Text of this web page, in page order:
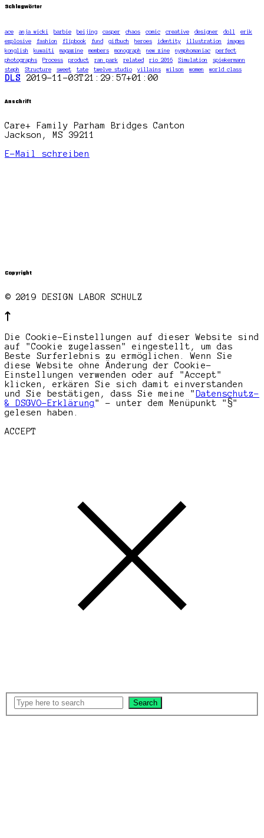
Schlagwörter
ace anja wicki barbie beijing casper chaos comic creative designer doll
erik
explosive
fashion flipbook fund gifbuch heroes identity illustration
images
konglish
kuwaiti magazine members monograph new zine nymphomaniac
perfect
photographs
Process product ran park related rio 2016 Simulation
spiekermann
steph
Structure sweet tate twelve studio villains wilson women world class
DLS 2019-11-03T21:29:57+01:00
Anschrift
Care+ Family Parham Bridges Canton
Jackson, MS 39211
E-Mail schreiben
Copyright
© 2019 DESIGN LABOR SCHULZ
Die Cookie-Einstellungen auf dieser Website sind
auf "Cookie zugelassen" eingestellt, um das
Beste Surferlebnis zu ermöglichen. Wenn Sie
diese Website ohne Änderung der Cookie-
Einstellungen verwenden oder auf "Accept"
klicken, erkären Sie sich damit einverstanden
und Sie bestätigen, dass Sie meine " Datenschutz-
& DSGVO-Erklärung" - unter dem Menüpunkt "§"
gelesen haben.
ACCEPT